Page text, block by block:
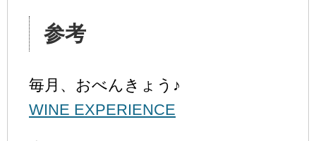
参考
毎月、おべんきょう♪
WINE EXPERIENCE